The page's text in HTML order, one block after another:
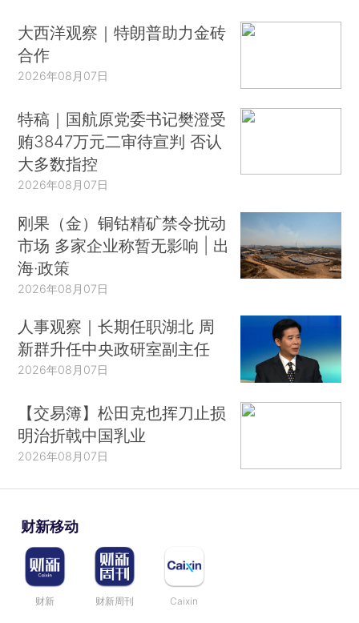
大西洋观察｜特朗普助力金砖
合作
2026年08月07日
特稿｜国航原党委书记樊澄受
贿3847万元二审待宣判 否认
大多数指控
2026年08月07日
刚果（金）铜钴精矿禁令扰动
市场 多家企业称暂无影响 | 出
海·政策
2026年08月07日
人事观察｜长期任职湖北 周
新群升任中央政研室副主任
2026年08月07日
【交易簿】松田克也挥刀止损
明治折戟中国乳业
2026年08月07日
财新移动
财新 财新周刊 Caixin